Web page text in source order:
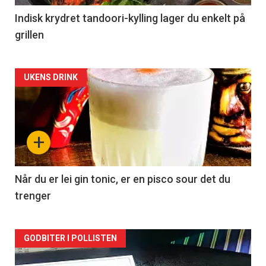
Indisk krydret tandoori-kylling lager du enkelt på
grillen
Forsiden
akkurat
nå
-
2
+
UKENS DRINK
Når du er lei gin tonic, er en pisco sour det du
trenger
Forsiden
GODBITER I POLLISTEN